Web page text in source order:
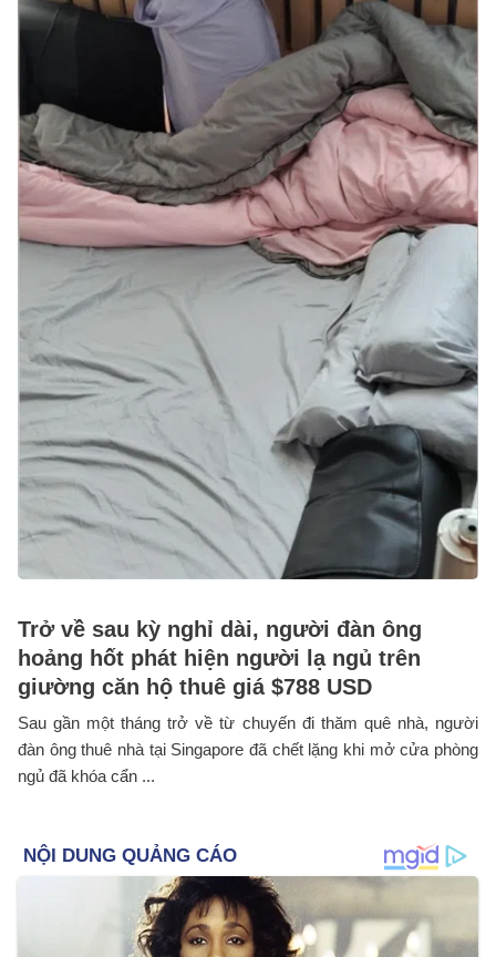
Trở về sau kỳ nghỉ dài, người đàn ông
hoảng hốt phát hiện người lạ ngủ trên
giường căn hộ thuê giá $788 USD
Sau gần một tháng trở về từ chuyến đi thăm quê nhà, người
đàn ông thuê nhà tại Singapore đã chết lặng khi mở cửa phòng
ngủ đã khóa cẩn ...